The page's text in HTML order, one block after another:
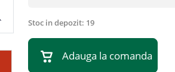
Stoc in depozit: 19
Adauga la comanda